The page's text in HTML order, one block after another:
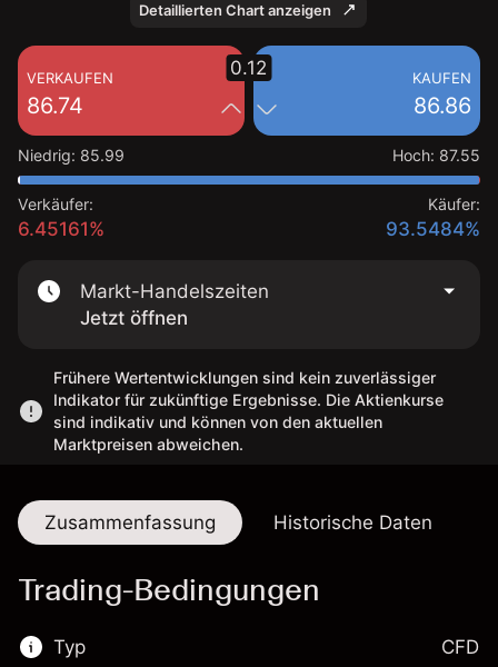
Detaillierten Chart anzeigen
VERKAUFEN
86.74
KAUFEN
86.86
0.12
Niedrig: 85.99 Hoch: 87.55
Verkäufer:
6.45161%
Käufer:
93.5484%
Markt-Handelszeiten
Jetzt öffnen
Frühere Wertentwicklungen sind kein zuverlässiger
Indikator für zukünftige Ergebnisse. Die Aktienkurse
sind indikativ und können von den aktuellen
Marktpreisen abweichen.
Zusammenfassung Historische Daten
Trading-Bedingungen
Typ CFD